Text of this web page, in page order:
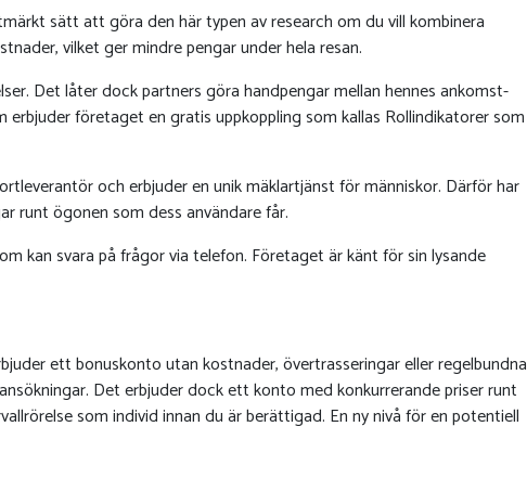
sätt att göra den här typen av research om du vill kombinera
vilket ger mindre pengar under hela resan.
Det låter dock partners göra handpengar mellan hennes ankomst-
företaget en gratis uppkoppling som kallas Rollindikatorer som
och erbjuder en unik mäklartjänst för människor. Därför har
runt ögonen som dess användare får.
kan svara på frågor via telefon. Företaget är känt för sin lysande
ett bonuskonto utan kostnader, övertrasseringar eller regelbundna
Det erbjuder dock ett konto med konkurrerande priser runt
som individ innan du är berättigad. En ny nivå för en potentiell